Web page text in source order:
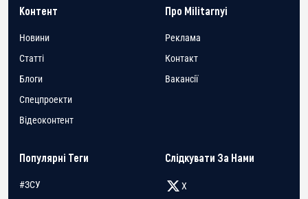
Контент
Новини
Статті
Блоги
Спецпроекти
Відеоконтент
Про Militarnyi
Реклама
Контакт
Вакансії
Популярні Теги
#ЗСУ
Слідкувати За Нами
X